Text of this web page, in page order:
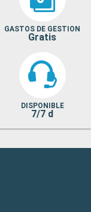
GASTOS DE GESTION
Gratis
DISPONIBLE
7/7 d